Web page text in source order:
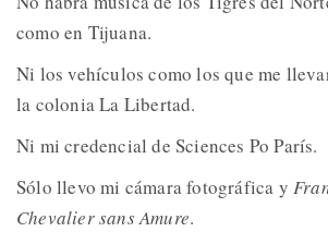
como en Tijuana.
Ni los vehículos como los que me
la colonia La Libertad.
Ni mi credencial de Sciences Po París.
Sólo llevo mi cámara fotográfica y
Chevalier sans Amure.